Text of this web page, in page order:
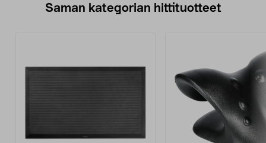
Saman kategorian hittituotteet